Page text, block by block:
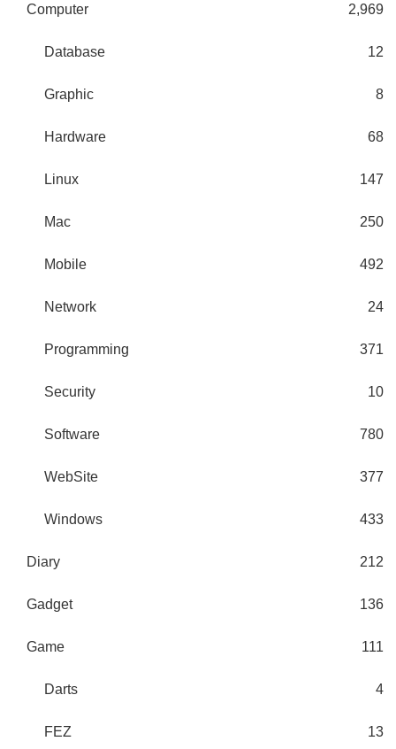
Computer 2,969
Database 12
Graphic 8
Hardware 68
Linux 147
Mac 250
Mobile 492
Network 24
Programming 371
Security 10
Software 780
WebSite 377
Windows 433
Diary 212
Gadget 136
Game 111
Darts 4
FEZ 13